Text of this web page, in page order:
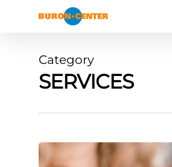
Category
SERVICES